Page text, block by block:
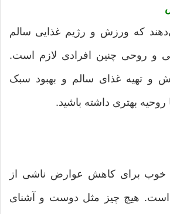
که ورزش و رژیم غذایی سالم
و روحی چنین افرادی لازم است.
و تهیه غذای سالم و بهبود سبک
بهتری داشته باشید.
خوب برای کاهش عوارض ناشی از
است. هیچ چیز مثل دوست و آشنای